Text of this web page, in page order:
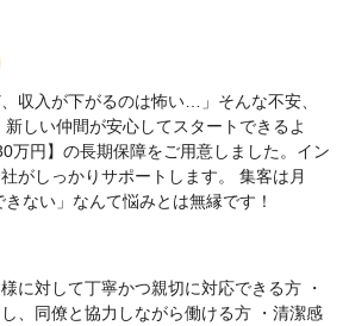
収入が下がるのは怖い…」そんな不安、
しい仲間が安心してスタートできるよ
万円】の長期保障をご用意しました。イン
がしっかりサポートします。 集客は月
ない」なんて悩みとは無縁です！
に対して丁寧かつ親切に対応できる方 ・
、同僚と協力しながら働ける方 ・清潔感